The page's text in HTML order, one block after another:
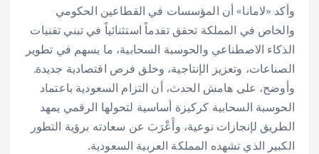
وأكد «لامانا» أن المؤسسات في القطاعين الحكومي
والخاص في المملكة تحقق تقدماً استثنائياً في تبني تقنيات
الذكاء الاصطناعي والحوسبة السحابية، ما يسهم في تطوير
الصناعات، وتعزيز الإنتاجية، وخلق فرص اقتصادية جديدة.
وأوضح، على هامش الحدث، أن التزام السعودية باعتماد
الحوسبة السحابية كركيزة أساسية لتحولها الرقمي يمهد
الطريق لإنجازات نوعية، وأَعْرَبَ عن سعادته برؤية التطور
الكبير الذي تشهده المملكة العربية السعودية.